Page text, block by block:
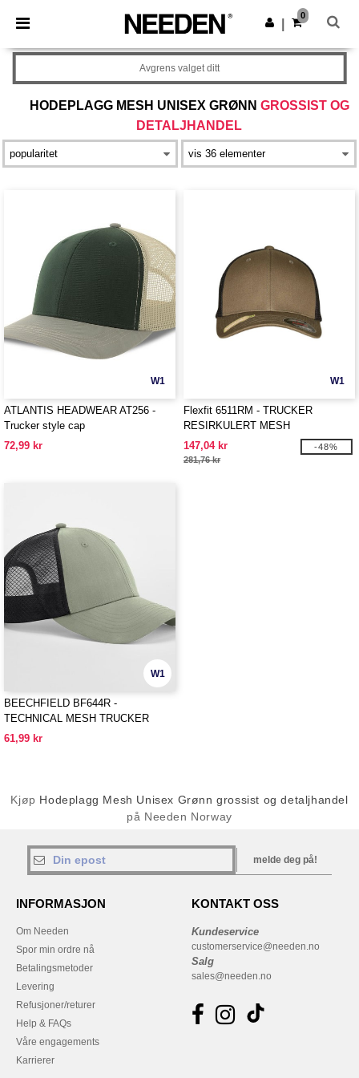
× Needen-app
Bedre priser i appen!
Last ned app
0
HODEPLAGG MESH UNISEX GRØNN GROSSIST OG
DETALJHANDEL
Avgrens valget ditt
W1
ATLANTIS HEADWEAR AT256 -
Trucker style cap
72,99 kr
W1
Flexfit 6511RM - TRUCKER
RESIRKULERT MESH
147,04 kr
281,76 kr
-48%
W1
BEECHFIELD BF644R -
TECHNICAL MESH TRUCKER
61,99 kr
Kjøp Hodeplagg Mesh Unisex Grønn grossist og detaljhandel
på Needen Norway
melde deg på!
INFORMASJON
Om Needen
Spor min ordre nå
Betalingsmetoder
Levering
Refusjoner/returer
Help & FAQs
Våre engagements
Karrierer
KONTAKT OSS
Kundeservice
customerservice@needen.no
Salg
sales@needen.no